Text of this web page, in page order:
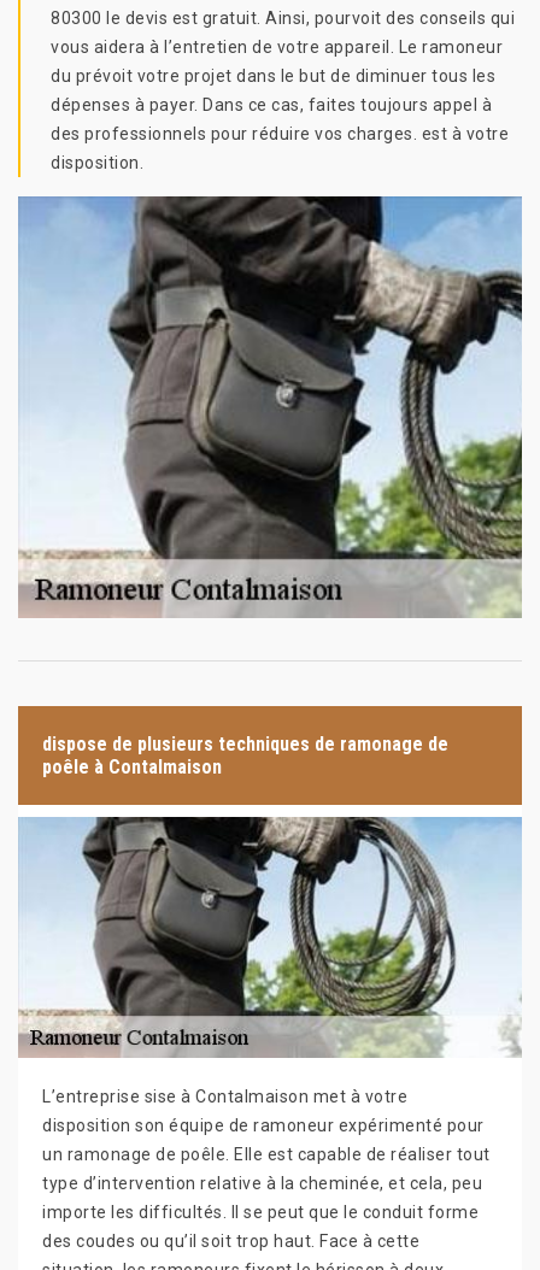
80300 le devis est gratuit. Ainsi, pourvoit des conseils qui
vous aidera à l’entretien de votre appareil. Le ramoneur
du prévoit votre projet dans le but de diminuer tous les
dépenses à payer. Dans ce cas, faites toujours appel à
des professionnels pour réduire vos charges. est à votre
disposition.
dispose de plusieurs techniques de ramonage de
poêle à Contalmaison
L’entreprise sise à Contalmaison met à votre
disposition son équipe de ramoneur expérimenté pour
un ramonage de poêle. Elle est capable de réaliser tout
type d’intervention relative à la cheminée, et cela, peu
importe les difficultés. Il se peut que le conduit forme
des coudes ou qu’il soit trop haut. Face à cette